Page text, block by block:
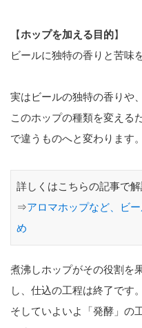
【ホップを加える目的】
ビールに独特の香りと苦味
実はビールの独特の香りや
このホップの種類を変える
で違うものへと変わります。
詳しくはこちらの記事で解
⇒アロマホップなど、ビ
め
煮沸しホップがその役割を
し、仕込の工程は終了です。
そしていよいよ「発酵」の